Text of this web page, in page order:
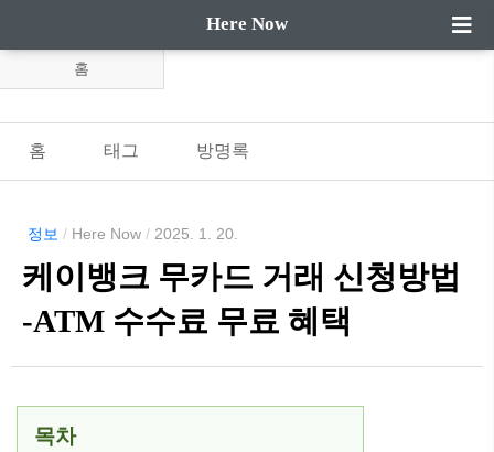
Here Now
홈
홈 태그 방명록
정보 / Here Now / 2025. 1. 20.
케이뱅크 무카드 거래 신청방법
-ATM 수수료 무료 혜택
목차